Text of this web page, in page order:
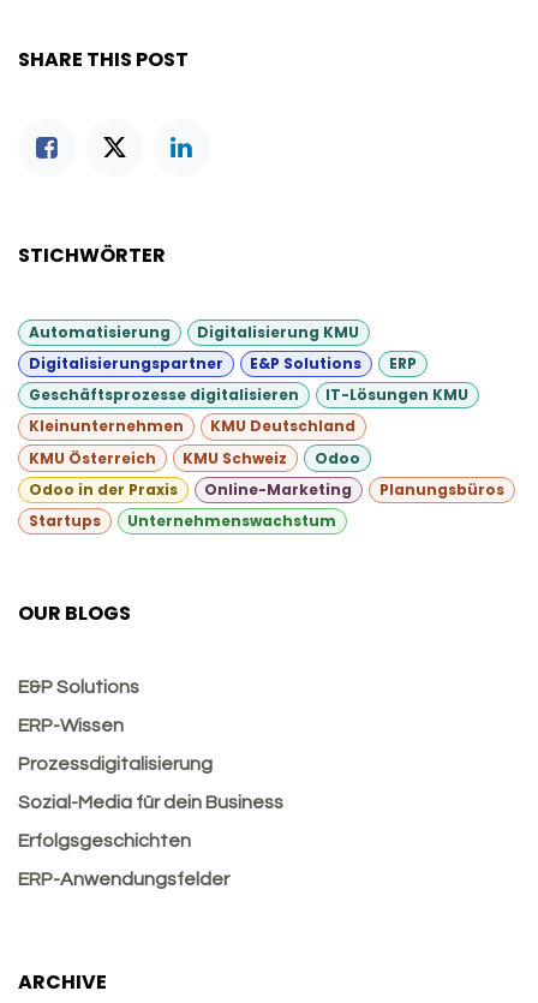
SHARE THIS POST
STICHWÖRTER
Automatisierung
Digitalisierung KMU
Digitalisierungspartner
E&P Solutions
ERP
Geschäftsprozesse digitalisieren
IT-Lösungen KMU
Kleinunternehmen
KMU Deutschland
KMU Österreich
KMU Schweiz
Odoo
Odoo in der Praxis
Online-Marketing
Planungsbüros
Startups
Unternehmenswachstum
OUR BLOGS
E&P Solutions
ERP-Wissen
Prozessdigitalisierung
Sozial-Media für dein Business
Erfolgsgeschichten
ERP-Anwendungsfelder
ARCHIVE